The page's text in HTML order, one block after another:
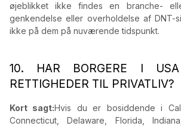
øjeblikket ikke findes en branche-
genkendelse eller overholdelse af DNT-
ikke på dem på nuværende tidspunkt.
10. HAR BORGERE I USA
RETTIGHEDER TIL PRIVATLIV?
Kort sagt:Hvis du er bosiddende i
Connecticut, Delaware, Florida,